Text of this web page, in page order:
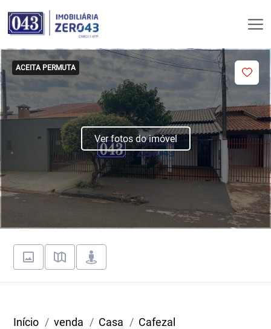
ACEITA PERMUTA
Ver fotos do imóvel
Início venda Casa Cafezal